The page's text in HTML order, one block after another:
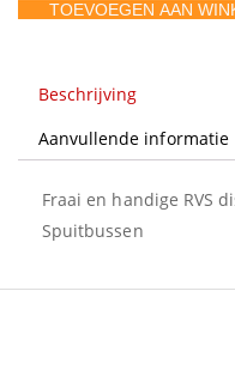
voorTOEVOEGEN AAN
Beschrijving
Aanvullende informatie
Fraai en handige RVS
Spuitbussen